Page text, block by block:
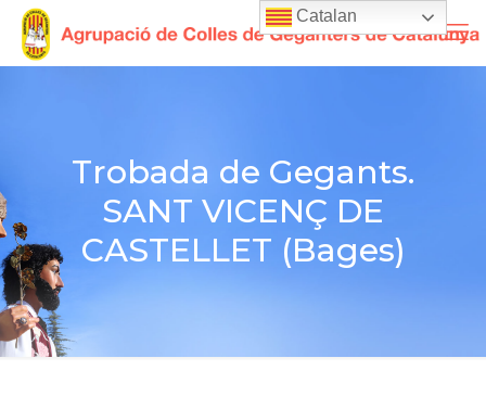
Trobada de Gegants.
SANT VICENÇ DE
CASTELLET (Bages)
Catalan